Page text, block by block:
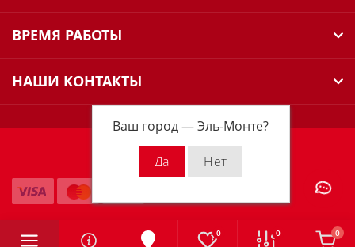
Ваш город —Эль-Монте?
0 0 0
ВРЕМЯ РАБОТЫ
НАШИ КОНТАКТЫ
Milwaukee Russia © 2026